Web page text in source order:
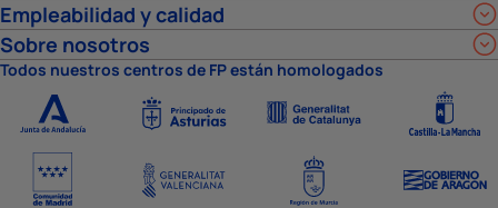
Empleabilidad y calidad
Sobre nosotros
Todos nuestros centros de FP están homologados